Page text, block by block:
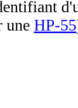
une HP-55